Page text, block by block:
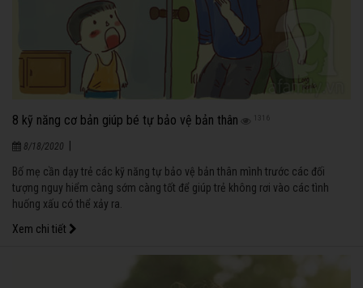
8 kỹ năng cơ bản giúp bé tự bảo vệ bản thân 1316
8/18/2020
Bố mẹ cần dạy trẻ các kỹ năng tự bảo vệ bản thân mình trước các đối
tượng nguy hiểm càng sớm càng tốt để giúp trẻ không rơi vào các tình
huống xấu có thể xảy ra.
Xem chi tiết